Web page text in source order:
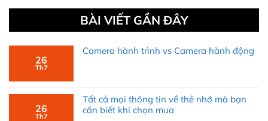
BÀI VIẾT GẦN ĐÂY
26
Th7
Camera hành trình vs Camera hành động
26
Th7
Tất cả mọi thông tin về thẻ nhớ mà bạn
cần biết khi chọn mua